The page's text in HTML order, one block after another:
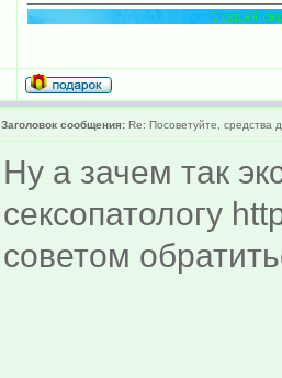
Заголовок сообщения: Re: Посоветуйте, средства
Ну а зачем так
сексопатологу
советом